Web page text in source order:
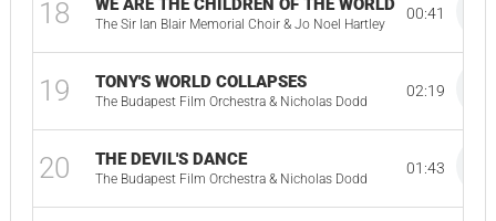
18 WE ARE THE CHILDREN OF THE WORLD
The Sir Ian Blair Memorial Choir & Jo Noel Hartley
00:41
19 TONY'S WORLD COLLAPSES
The Budapest Film Orchestra & Nicholas Dodd
02:19
20 THE DEVIL'S DANCE
The Budapest Film Orchestra & Nicholas Dodd
01:43